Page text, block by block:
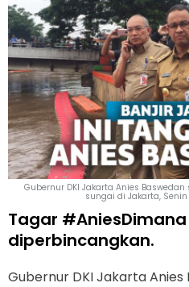
Gubernur DKI Jakarta Anies
sungai di Jakarta,
Tagar
diperbincangkan.
Gubernur DKI Jakarta